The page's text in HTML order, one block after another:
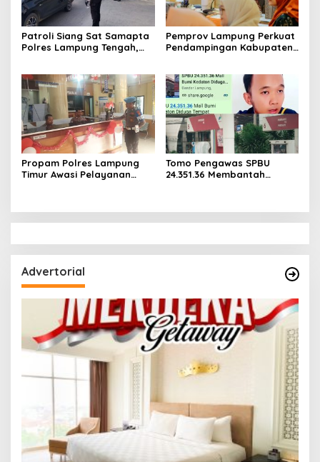
Patroli Siang Sat Samapta
Polres Lampung Tengah,
Pemprov Lampung Perkuat
Pendampingan Kabupaten
Propam Polres Lampung
Timur Awasi Pelayanan
Tomo Pengawas SPBU
24.351.36 Membantah
Advertorial